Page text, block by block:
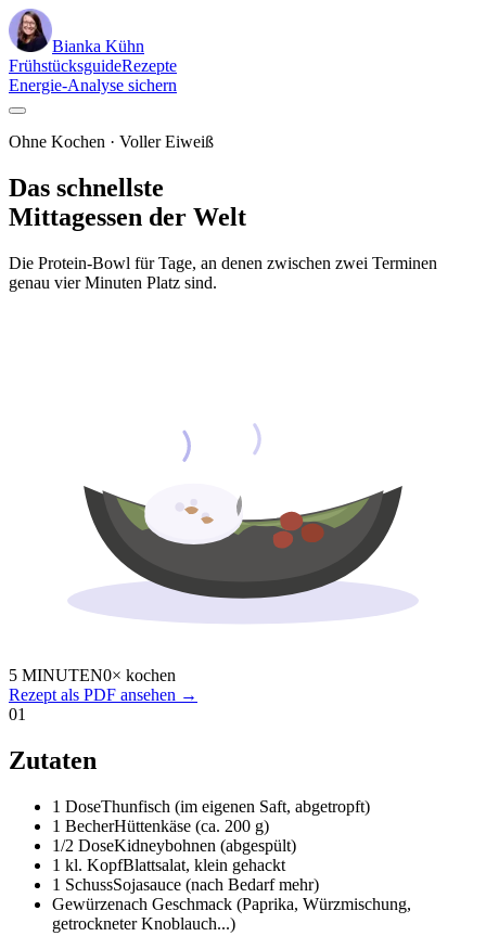
Bianka Kühn
FrühstücksguideRezepte
Energie-Analyse sichern
Ohne Kochen · Voller Eiweiß
Das schnellste
Mittagessen der Welt
Die Protein-Bowl für Tage, an denen zwischen zwei Terminen
genau vier Minuten Platz sind.
5 MINUTEN0× kochen
Rezept als PDF ansehen →
01
Zutaten
1 DoseThunfisch (im eigenen Saft, abgetropft)
1 BecherHüttenkäse (ca. 200 g)
1/2 DoseKidneybohnen (abgespült)
1 kl. KopfBlattsalat, klein gehackt
1 SchussSojasauce (nach Bedarf mehr)
Gewürzenach Geschmack (Paprika, Würzmischung,
getrockneter Knoblauch...)